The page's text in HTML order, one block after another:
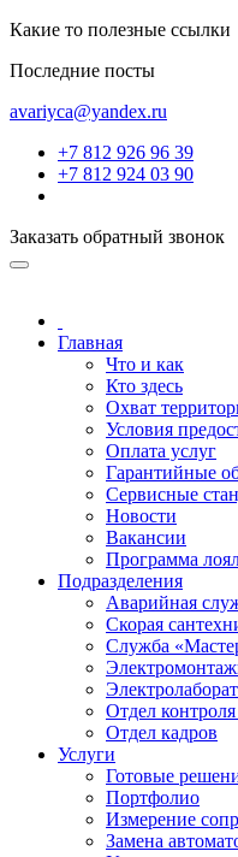
Какие то полезные ссылки
Последние посты
avariyca@yandex.ru
+7 812 926 96 39
+7 812 924 03 90
Заказать обратный звонок
Главная
Что и как
Кто здесь
Охват
Условия
Оплата услуг
Гарантийные
Сервисные
Новости
Вакансии
Программа
Подразделения
Аварийная
Скорая
Служба
Отдел контроля
Отдел кадров
Услуги
Готовые
Портфолио
Измерение
Замена